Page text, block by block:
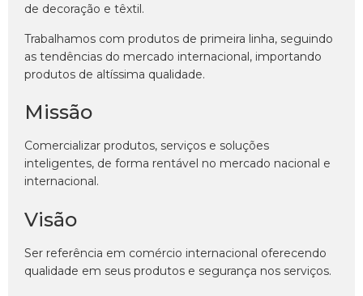
de decoração e têxtil.
Trabalhamos com produtos de primeira linha, seguindo
as tendências do mercado internacional, importando
produtos de altíssima qualidade.
Missão
Comercializar produtos, serviços e soluções
inteligentes, de forma rentável no mercado nacional e
internacional.
Visão
Ser referência em comércio internacional oferecendo
qualidade em seus produtos e segurança nos serviços.